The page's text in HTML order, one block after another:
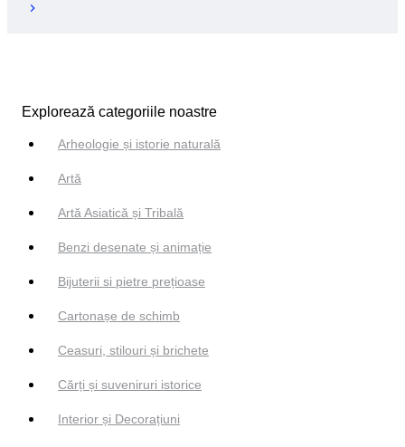
Explorează categoriile noastre
Arheologie și istorie naturală
Artă
Artă Asiatică și Tribală
Benzi desenate și animație
Bijuterii si pietre prețioase
Cartonașe de schimb
Ceasuri, stilouri și brichete
Cărți și suveniruri istorice
Interior și Decorațiuni